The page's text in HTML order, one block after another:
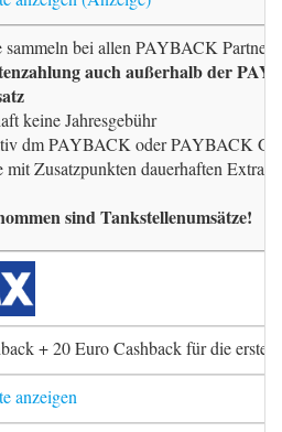
sammeln bei allen PAYBACK
auch außerhalb der
keine Jahresgebühr
dm PAYBACK oder PAYBACK
mit Zusatzpunkten dauerhaften Extra-
sind Tankstellenumsätze!
+ 20 Euro Cashback für die erste
anzeigen